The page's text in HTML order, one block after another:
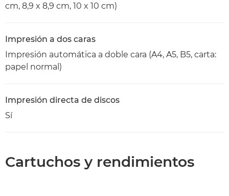
cm, 8,9 x 8,9 cm, 10 x 10 cm)
Impresión a dos caras
Impresión automática a doble cara (A4, A5, B5, carta:
papel normal)
Impresión directa de discos
Sí
Cartuchos y rendimientos